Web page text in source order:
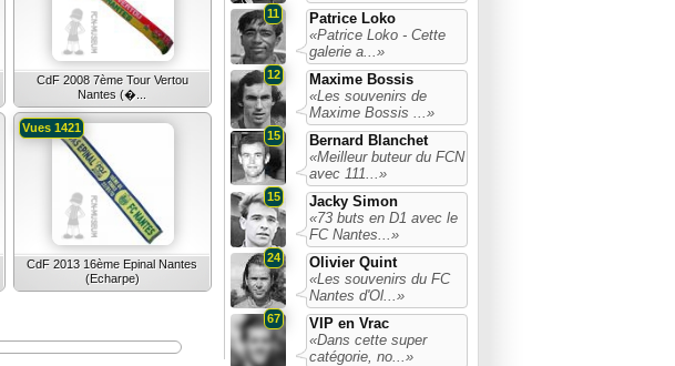
CdF 2008 7ème Tour Vertou
Nantes (�...
CdF 2013 16ème Epinal Nantes
(Echarpe)
Vues 1421
11
Patrice Loko
«Patrice Loko - Cette
galerie a...»
12
Maxime Bossis
«Les souvenirs de
Maxime Bossis ...»
15
Bernard Blanchet
«Meilleur buteur du FCN
avec 111...»
15
Jacky Simon
«73 buts en D1 avec le
FC Nantes...»
24
Olivier Quint
«Les souvenirs du FC
Nantes d'Ol...»
67
VIP en Vrac
«Dans cette super
catégorie, no...»